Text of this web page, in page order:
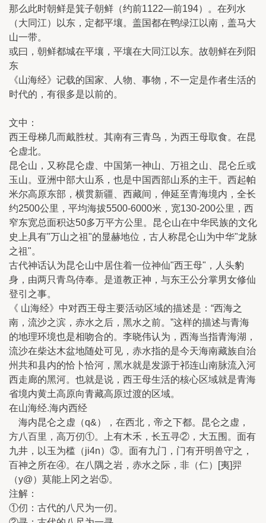
那么此时朝鲜是箕子朝鲜（约前1122—前194）。在列水
（大同江）以东，定都平壤。盖国都在鸭绿江以南，盖马大
山一带。
或曰，朝鲜都城在平壤，平壤在大同江以东。故朝鲜在列阳
东
《山海经》记载的国家、人物、事物，不一定是作者生活的
时代的，有很多是以前的。
文中：
西王母梯几而戴胜杖。其南有三青鸟，为西王母取食。在昆
仑虚北。
昆仑山，又称昆仑虚、中国第一神山、万祖之山、昆仑丘或
玉山。亚洲中部大山系，也是中国西部山系的主干。西起帕
米尔高原东部，横贯新疆、西藏间，伸延至青海境内，全长
约2500公里，平均海拔5500-6000米，宽130-200公里，西
窄东宽总面积达50多万平方公里。昆仑山在中华民族的文化
史上具有"万山之祖"的显赫地位，古人称昆仑山为中华"龙脉
之祖"。
古代神话认为昆仑山中居住着一位神仙"西王母"，人头豹
身，由两只青鸟侍奉。是道教正神，与东王公分掌男女修仙
登引之事。
《 山海经》中对西王母主要活动区域的描述是：“西海之
南，流沙之滨，赤水之后，黑水之前。”这样的描述与青海
的地理环境也是相吻合的。李晓伟认为，西海当指青海湖，
流沙在柴达木盆地随处可见，赤水指的是今天海南藏族自治
州共和县内的恰卜恰河，黑水就是发源于祁连山南脉流入河
西走廊的黑河。也就是说，西王母生活的核心区域就是青海
省境内黄土高原向青藏高原过渡的区域。
在山海经.海内西经
海内昆仑之虚（q&），在西北，帝之下都。昆仑之虚，
方八百里，高万仞①。上有木禾，长五寻②，大五围。面有
九井，以玉为槛（ji4n）③。面有九门，门有开明兽守之，
百神之所在④。在八隅之岩，赤水之际，非（仁）[夷]羿
（y@）莫能上冈之岩⑤。
注解：
①仞：古代的八尺为一仞。